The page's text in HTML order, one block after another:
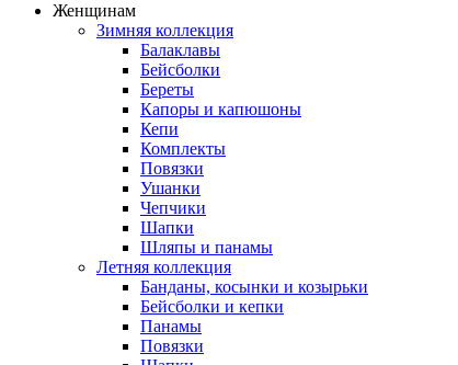
Женщинам
Зимняя коллекция
Балаклавы
Бейсболки
Береты
Капоры и капюшоны
Кепи
Комплекты
Повязки
Ушанки
Чепчики
Шапки
Шляпы и панамы
Летняя коллекция
Банданы, косынки и козырьки
Бейсболки и кепки
Панамы
Повязки